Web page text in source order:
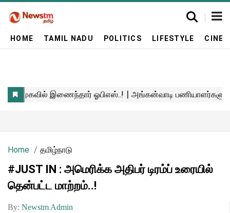
HOME TAMIL NADU POLITICS LIFESTYLE
Home தமிழ்நாடு
#JUST IN : அமெரிக்க அதிபர் டிரம்ப் உரையில்
தென்பட்ட மாற்றம்..!
By: Newstm Admin